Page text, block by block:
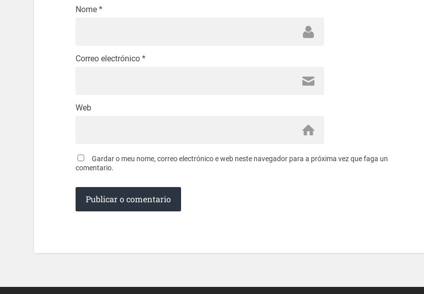
Nome *
Correo electrónico *
Web
Gardar o meu nome, correo electrónico e web neste navegador para a próxima vez que faga un
comentario.